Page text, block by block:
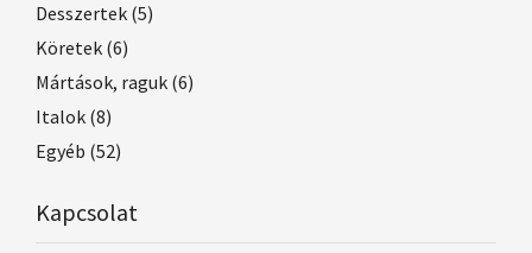
Desszertek (5)
Köretek (6)
Mártások, raguk (6)
Italok (8)
Egyéb (52)
Kapcsolat